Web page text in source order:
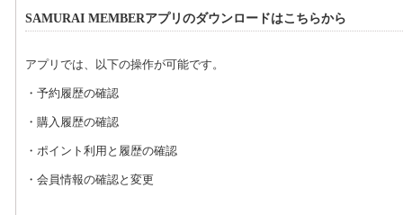
SAMURAI MEMBERアプリのダウンロードはこちらから
アプリでは、以下の操作が可能です。
・予約履歴の確認
・購入履歴の確認
・ポイント利用と履歴の確認
・会員情報の確認と変更